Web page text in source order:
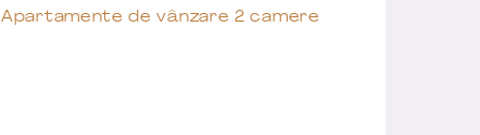
Apartamente de vânzare 2 camere